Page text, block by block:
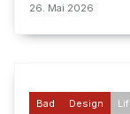
26. Mai 2026
Bad Design